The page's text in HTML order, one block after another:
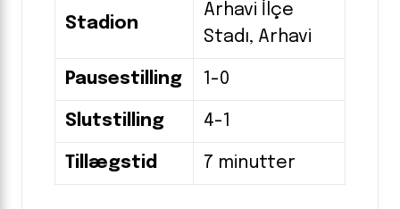
Stadion
Arhavi İlçe
Stadı, Arhavi
Pausestilling 1-0
Slutstilling 4-1
Tillægstid 7 minutter